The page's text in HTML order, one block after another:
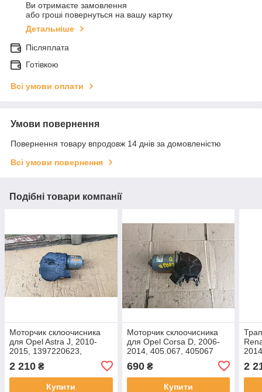
Ви отримаєте замовлення
або гроші повернуться на вашу картку
Детальніше
Післяплата
Готівкою
Всі умови оплати
Умови повернення
Повернення товару впродовж 14 днів за домовленістю
Всі умови повернення
Подібні товари компанії
Моторчик склоочисника
для Opel Astra J, 2010-
2015, 1397220623,
2 210 ₴
Купити
Моторчик склоочисника
для Opel Corsa D, 2006-
2014, 405.067, 405067
690₴
Купити
2